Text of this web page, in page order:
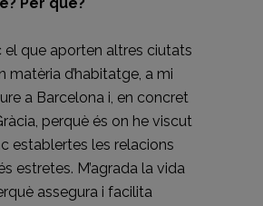
el que aporten altres ciutats
matèria d’habitatge, a mi
a Barcelona i, en concret
perquè és on he viscut
establertes les relacions
estretes. M’agrada la vida
assegura i facilita